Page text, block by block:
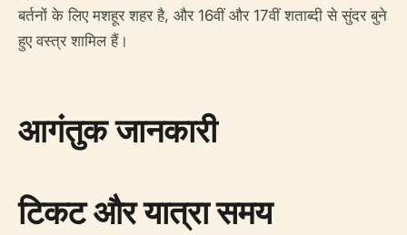
बर्तनों के लिए मशहूर शहर है, और 16वीं और 17वीं शताब्दी से सुंदर बुने
हुए वस्त्र शामिल हैं।
आगंतुक जानकारी
टिकट और यात्रा समय